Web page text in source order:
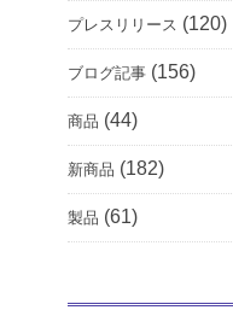
プレスリリース (120)
ブログ記事 (156)
商品 (44)
新商品 (182)
製品 (61)